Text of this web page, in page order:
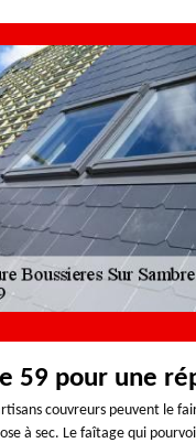
59 pour une
couvreurs peuvent le
à sec. Le faîtage qui